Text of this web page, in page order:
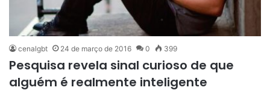
cenalgbt 24 de março de 2016 0 399
Pesquisa revela sinal curioso de que
alguém é realmente inteligente